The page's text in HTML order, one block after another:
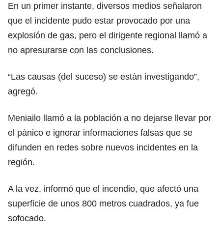
En un primer instante, diversos medios señalaron
que el incidente pudo estar provocado por una
explosión de gas, pero el dirigente regional llamó a
no apresurarse con las conclusiones.
“Las causas (del suceso) se están investigando”,
agregó.
Meniailo llamó a la población a no dejarse llevar por
el pánico e ignorar informaciones falsas que se
difunden en redes sobre nuevos incidentes en la
región.
A la vez, informó que el incendio, que afectó una
superficie de unos 800 metros cuadrados, ya fue
sofocado.